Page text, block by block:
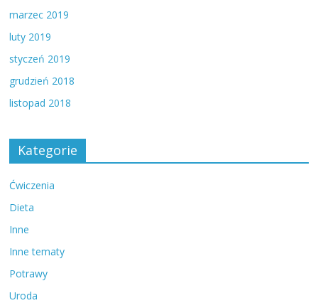
marzec 2019
luty 2019
styczeń 2019
grudzień 2018
listopad 2018
Kategorie
Ćwiczenia
Dieta
Inne
Inne tematy
Potrawy
Uroda